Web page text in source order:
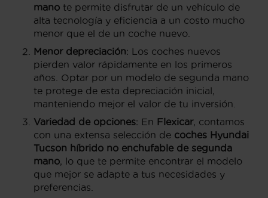
mano te permite disfrutar de un vehículo de
alta tecnología y eficiencia a un costo mucho
menor que el de un coche nuevo.
Menor depreciación: Los coches nuevos
pierden valor rápidamente en los primeros
años. Optar por un modelo de segunda mano
te protege de esta depreciación inicial,
manteniendo mejor el valor de tu inversión.
Variedad de opciones: En Flexicar, contamos
con una extensa selección de coches Hyundai
Tucson híbrido no enchufable de segunda
mano , lo que te permite encontrar el modelo
que mejor se adapte a tus necesidades y
preferencias.